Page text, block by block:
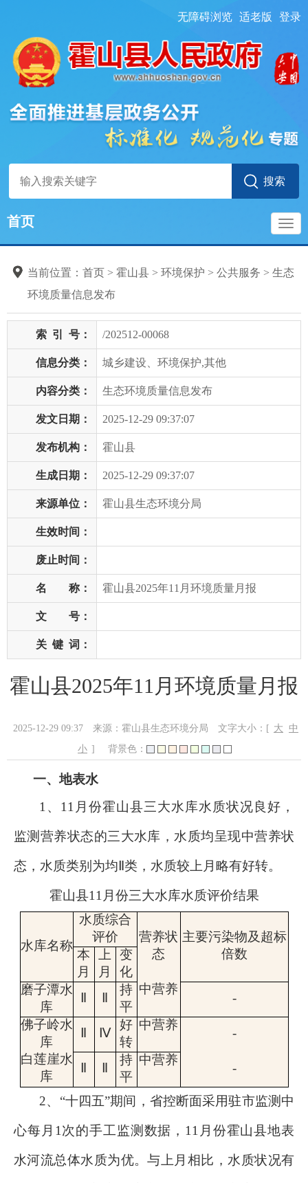
无障碍浏览 适老版 登录
首页
当前位置： 首页 > 霍山县 > 环境保护 > 公共服务 > 生态
环境质量信息发布
索 引 号： /202512-00068
信息分类： 城乡建设、环境保护,其他
内容分类： 生态环境质量信息发布
发文日期： 2025-12-29 09:37:07
发布机构： 霍山县
生成日期： 2025-12-29 09:37:07
来源单位： 霍山县生态环境分局
生效时间：
废止时间：
名 称： 霍山县2025年11月环境质量月报
文 号：
关 键 词：
霍山县2025年11月环境质量月报
2025-12-29 09:37 来源：霍山县生态环境分局 文字大小：[ 大
中
小 ] 背景色：
一、地表水
1 、 11 月份霍山县三大水库水质状况良好 ，
监测营养状态的三大水库， 水质均呈现中营养状
态 ， 水质类别为均Ⅱ类 ， 水质较上月略有好转。
霍山县11 月份三大水库水质评价结果
水库名称
水质综合
评价
营养状
态
主要污染物及超标
倍数
本
月
上
月
变
化
磨子潭水
库
Ⅱ Ⅱ
持
平
中营养
-
佛子岭水
库
Ⅱ Ⅳ
好
转
中营养
-
白莲崖水
库
Ⅱ Ⅱ
持
平
中营养
-
2、“十四五”期间， 省控断面采用驻市监测中
心每月 1 次的手工监测数据， 11 月份霍山县地表
水河流总体水质为优。与上月相比， 水质状况有